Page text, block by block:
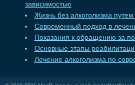
зависимостью
Жизнь без алкоголизма
Современный подход в
Показания к обращению за
Основные этапы
Лечение алкоголизма по